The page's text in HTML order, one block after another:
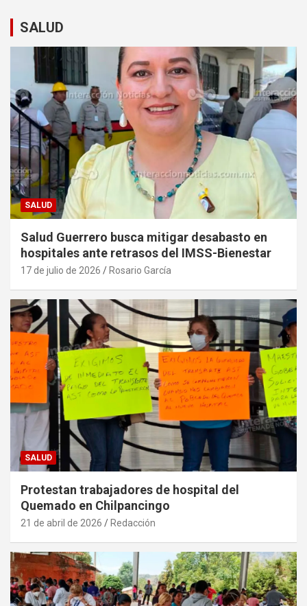
SALUD
SALUD
Salud Guerrero busca mitigar desabasto en
hospitales ante retrasos del IMSS-Bienestar
17 de julio de 2026 Rosario García
SALUD
Protestan trabajadores de hospital del
Quemado en Chilpancingo
21 de abril de 2026 Redacción